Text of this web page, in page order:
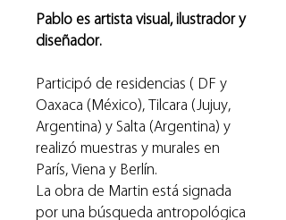
Pablo es artista visual, ilustrador y
diseñador.
Participó de residencias ( DF y
Oaxaca (México), Tilcara (Jujuy,
Argentina) y Salta (Argentina) y
realizó muestras y murales en
París, Viena y Berlín.
La obra de Martin está signada
por una búsqueda antropológica